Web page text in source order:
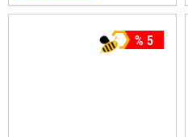
% 5